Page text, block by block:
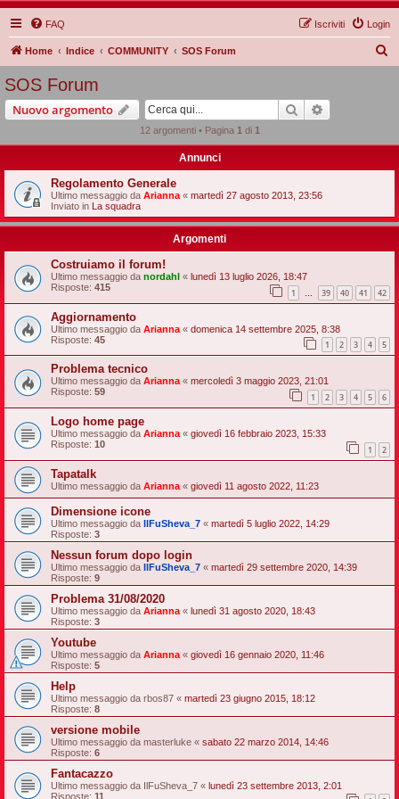
FAQ Login
Iscriviti
Home Indice COMMUNITY SOS Forum
SOS Forum
Nuovo argomento Cerca
12 argomenti • Pagina 1 di 1
Annunci
Regolamento Generale
Ultimo messaggio da Arianna « martedì 27 agosto 2013, 23:56
Inviato in La squadra
Argomenti
Costruiamo il forum!
Ultimo messaggio da nordahl « lunedì 13 luglio 2026, 18:47
Risposte: 415 1 … 39 40 41 42
Aggiornamento
Ultimo messaggio da Arianna « domenica 14 settembre 2025, 8:38
Risposte: 45 1 2 3 4 5
Problema tecnico
Ultimo messaggio da Arianna « mercoledì 3 maggio 2023, 21:01
Risposte: 59 1 2 3 4 5 6
Logo home page
Ultimo messaggio da Arianna « giovedì 16 febbraio 2023, 15:33
Risposte: 10 1 2
Tapatalk
Ultimo messaggio da Arianna « giovedì 11 agosto 2022, 11:23
Dimensione icone
Ultimo messaggio da IlFuSheva_7 « martedì 5 luglio 2022, 14:29
Risposte: 3
Nessun forum dopo login
Ultimo messaggio da IlFuSheva_7 « martedì 29 settembre 2020, 14:39
Risposte: 9
Problema 31/08/2020
Ultimo messaggio da Arianna « lunedì 31 agosto 2020, 18:43
Risposte: 3
Youtube
Ultimo messaggio da Arianna « giovedì 16 gennaio 2020, 11:46
Risposte: 5
Help
Ultimo messaggio da rbos87 « martedì 23 giugno 2015, 18:12
Risposte: 8
versione mobile
Ultimo messaggio da masterluke « sabato 22 marzo 2014, 14:46
Risposte: 6
Fantacazzo
Ultimo messaggio da IlFuSheva_7 « lunedì 23 settembre 2013, 2:01
Risposte: 11